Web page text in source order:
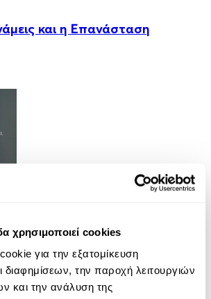
χρησιμοποιεί cookies
για την εξατομίκευση
διαφημίσεων, την παροχή λειτουργιών
και την ανάλυση της
και η Επανάσταση
Όλοι Ίσοι